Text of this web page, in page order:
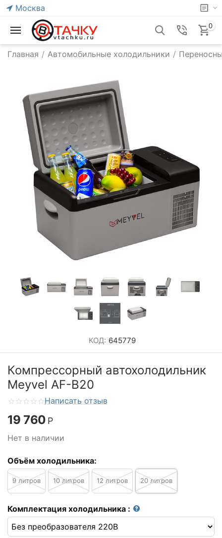
Москва
0
Главная / Автомобильные холодильники /
КОД: 645779
Компрессорный автохолодильник
Meyvel AF-B20
Написать отзыв
19 760 Р
Нет в наличии
Объём холодильника:
9 литров 10 литров 12 литров 20 литров
Комплектация холодильника :